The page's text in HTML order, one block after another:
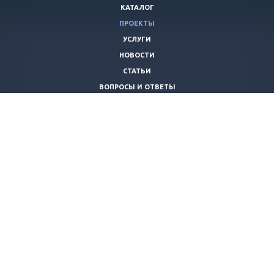
КАТАЛОГ
ПРОЕКТЫ
УСЛУГИ
НОВОСТИ
СТАТЬИ
ВОПРОСЫ И ОТВЕТЫ